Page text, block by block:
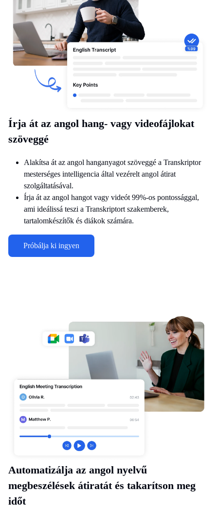
Írja át az angol hang- vagy videofájlokat
szöveggé
Alakítsa át az angol hanganyagot szöveggé a Transkriptor
mesterséges intelligencia által vezérelt angol átirat
szolgáltatásával.
Írja át az angol hangot vagy videót 99%-os pontossággal,
ami ideálissá teszi a Transkriptort szakemberek,
tartalomkészítők és diákok számára.
Próbálja ki ingyen
Automatizálja az angol nyelvű
megbeszélések átiratát és takarítson meg
időt